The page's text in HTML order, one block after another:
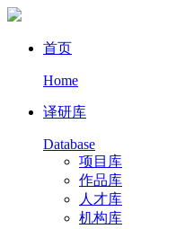
首页
Home
译研库
Database
项目库
作品库
人才库
机构库